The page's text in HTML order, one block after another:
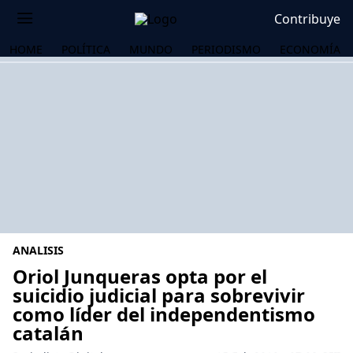
Contribuye
HOME POLÍTICA MUNDO PERIODISMO ECONOMÍA
ANALISIS
Oriol Junqueras opta por el
suicidio judicial para sobrevivir
como líder del independentismo
catalán